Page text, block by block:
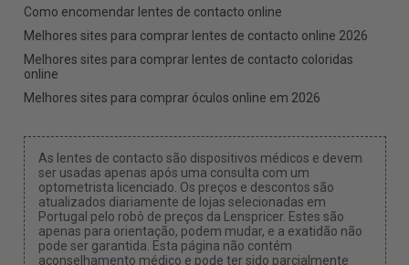
Como encomendar lentes de contacto online
Melhores sites para comprar lentes de contacto online 2026
Melhores sites para comprar lentes de contacto coloridas
online
Melhores sites para comprar óculos online em 2026
As lentes de contacto são dispositivos médicos e devem
ser usadas apenas após uma consulta com um
optometrista licenciado. Os preços e descontos são
atualizados diariamente de lojas selecionadas em
Portugal pelo robô de preços da Lenspricer. Estes são
apenas para orientação, podem mudar, e a exatidão não
pode ser garantida. Esta página não contém
aconselhamento médico e pode ter sido parcialmente